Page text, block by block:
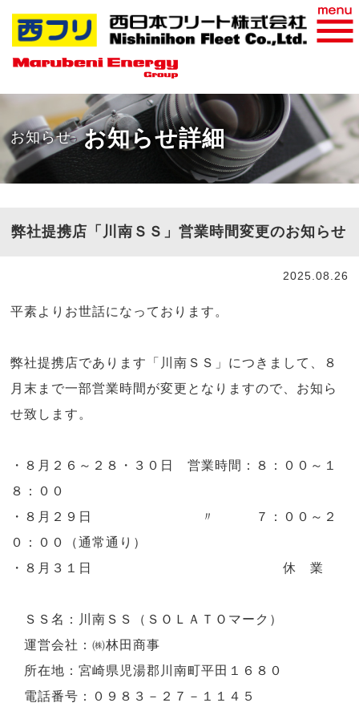
おすすめ商品
WEB請求書
お知らせ お知らせ詳細
弊社提携店「川南ＳＳ」営業時間変更のお知らせ
2025.08.26
平素よりお世話になっております。
弊社提携店であります「川南ＳＳ」につきまして、８
月末まで一部営業時間が変更となりますので、お知ら
せ致します。
・８月２６～２８・３０日 営業時間：８：００～１
８：００
・８月２９日 〃 ７：００～２
０：００（通常通り）
・８月３１日 休 業
ＳＳ名：川南ＳＳ（ＳＯＬＡＴＯマーク）
運営会社：㈱林田商事
所在地：宮崎県児湯郡川南町平田１６８０
電話番号：０９８３－２７－１１４５